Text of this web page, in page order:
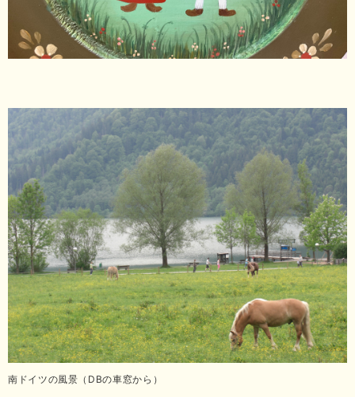
南ドイツの風景（DBの車窓から）